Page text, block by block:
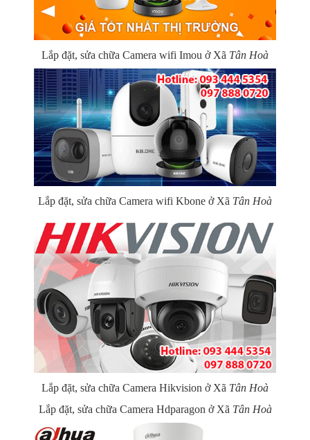
Lắp đặt, sửa chữa Camera wifi Imou ở Xã Tân Hoà
Lắp đặt, sửa chữa Camera wifi Kbone ở Xã Tân Hoà
Lắp đặt, sửa chữa Camera Hikvision ở Xã Tân Hoà
Lắp đặt, sửa chữa Camera Hdparagon ở Xã Tân Hoà